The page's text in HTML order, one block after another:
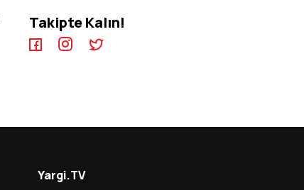
Takipte Kalın!
Yargi.TV